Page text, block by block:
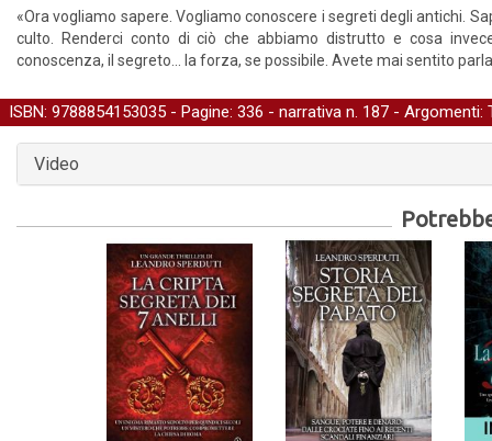
«Ora vogliamo sapere. Vogliamo conoscere i segreti degli antichi.
culto. Renderci conto di ciò che abbiamo distrutto e cosa
conoscenza, il segreto... la forza, se possibile. Avete mai sentito
ISBN: 9788854153035 - Pagine: 336 - narrativa n. 187 - Argomenti:
Video